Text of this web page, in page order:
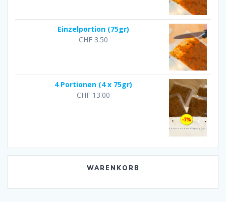
Einzelportion (75gr)
CHF3.50
4 Portionen (4 x 75gr)
CHF13.00
WARENKORB